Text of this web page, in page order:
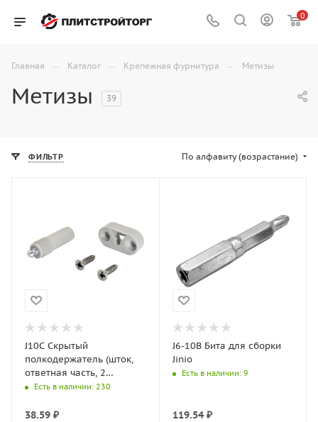
0
Главная — Каталог — Крепежная фурнитура — Метизы
Метизы 39
ФИЛЬТР По алфавиту (возрастание)
J10C Скрытый
полкодержатель (шток,
ответная часть, 2
самореза) Jinio
Есть в наличии: 230
38.59 ₽
J6-10B Бита для сборки
Jinio
Есть в наличии: 9
119.54₽